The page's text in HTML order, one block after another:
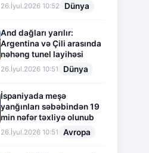
26.İyul.2026 10:52 Dünya
And dağları yarılır:
Argentina və Çili arasında
nəhəng tunel layihəsi
26.İyul.2026 10:51 Dünya
İspaniyada meşə
yanğınları səbəbindən 19
min nəfər təxliyə olunub
26.İyul.2026 10:51 Avropa